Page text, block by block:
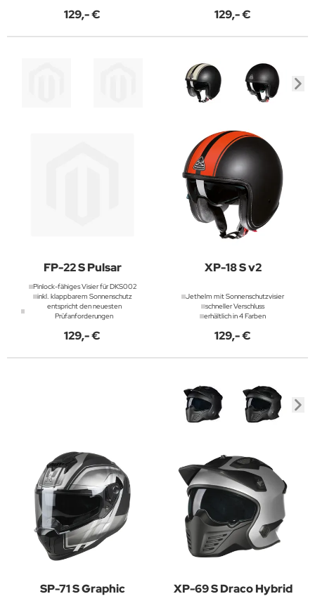
129,- € 129,- €
FP-22 S Pulsar
Pinlock-fähiges Visier für DKS002
inkl. klappbarem Sonnenschutz
entspricht den neuesten
Prüfanforderungen
129,- €
XP-18 S v2
Jethelm mit Sonnenschutzvisier
schneller Verschluss
erhältlich in 4 Farben
129,- €
SP-71 S Graphic XP-69 S Draco Hybrid